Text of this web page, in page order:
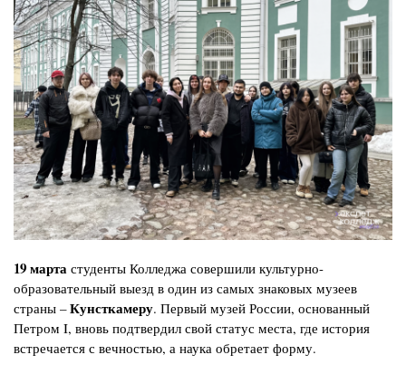
19 марта студенты Колледжа совершили культурно-
образовательный выезд в один из самых знаковых музеев
страны –Кунсткамеру. Первый музей России, основанный
Петром I, вновь подтвердил свой статус места, где история
встречается с вечностью, а наука обретает форму.